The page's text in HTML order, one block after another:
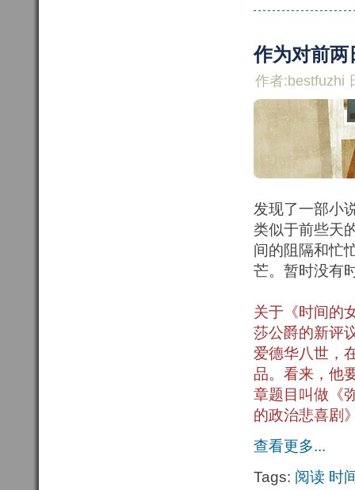
作为对前两
作者:bestfuzhi
发现了一部小
类似于前些天
间的阻隔和忙
芒。暂时没有
关于《时间的
莎公爵的新评
爱德华八世，
品。看来，他
章题目叫做《
的政治悲喜剧
查看更多...
Tags: 阅读 时